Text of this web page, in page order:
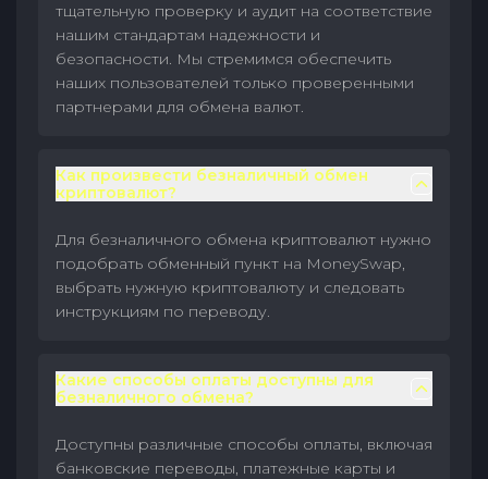
тщательную проверку и аудит на соответствие
нашим стандартам надежности и
безопасности. Мы стремимся обеспечить
наших пользователей только проверенными
партнерами для обмена валют.
Как произвести безналичный обмен
криптовалют?
Для безналичного обмена криптовалют нужно
подобрать обменный пункт на MoneySwap,
выбрать нужную криптовалюту и следовать
инструкциям по переводу.
Какие способы оплаты доступны для
безналичного обмена?
Доступны различные способы оплаты, включая
банковские переводы, платежные карты и